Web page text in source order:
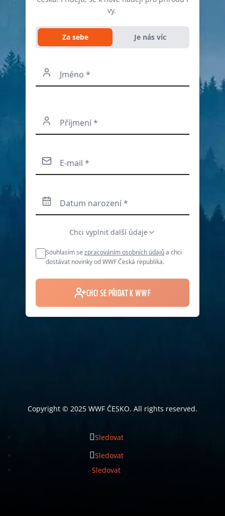
Copyright © 2025 WWF ČESKO. All rights reserved.
Sledovat
Sledovat
Sledovat